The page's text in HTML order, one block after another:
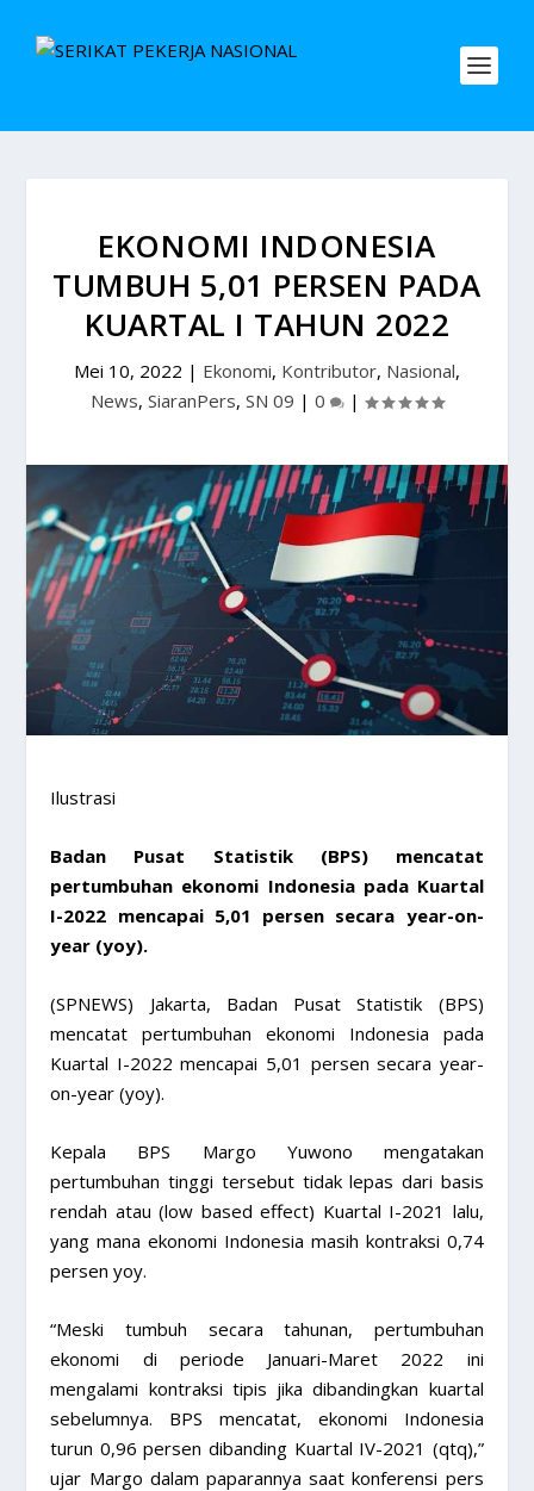
EKONOMI INDONESIA
TUMBUH 5,01 PERSEN PADA
KUARTAL I TAHUN 2022
Mei 10, 2022 | Ekonomi, Kontributor, Nasional,
News, SiaranPers, SN 09 | 0 |
Ilustrasi
Badan Pusat Statistik (BPS) mencatat
pertumbuhan ekonomi Indonesia pada Kuartal
I-2022 mencapai 5,01 persen secara year-on-
year (yoy).
(SPNEWS) Jakarta, Badan Pusat Statistik (BPS)
mencatat pertumbuhan ekonomi Indonesia pada
Kuartal I-2022 mencapai 5,01 persen secara year-
on-year (yoy).
Kepala BPS Margo Yuwono mengatakan
pertumbuhan tinggi tersebut tidak lepas dari basis
rendah atau (low based effect) Kuartal I-2021 lalu,
yang mana ekonomi Indonesia masih kontraksi 0,74
persen yoy.
“Meski tumbuh secara tahunan, pertumbuhan
ekonomi di periode Januari-Maret 2022 ini
mengalami kontraksi tipis jika dibandingkan kuartal
sebelumnya. BPS mencatat, ekonomi Indonesia
turun 0,96 persen dibanding Kuartal IV-2021 (qtq),”
ujar Margo dalam paparannya saat konferensi pers